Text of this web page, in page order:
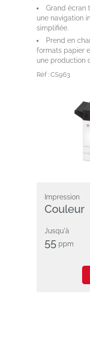
Grand écran
une navigation
simplifiée.
Prend en
formats papier
une production
Réf : CS963
Impression
Couleur
Jusqu'à
55 ppm